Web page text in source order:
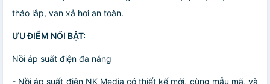
tháo lắp, van xả hơi an toàn.
ƯU ĐIỂM NỔI BẬT:
Nồi áp suất điện đa năng
- Nồi áp suất điện NK Media có thiết kế mới, cùng mẫu mã, và